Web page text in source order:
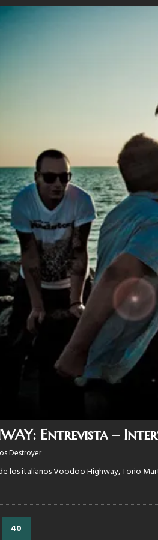
Entrevista –
Destroyer
los italianos Voodoo Highway, Toño
40